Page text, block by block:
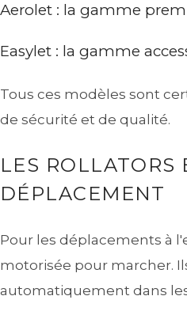
Aerolet : la gamme
Easylet : la gamme
Tous ces modèles sont
de sécurité et de qualité.
LES ROLLATORS
DÉPLACEMENT
Pour les déplacements à
motorisée pour marcher.
automatiquement dans